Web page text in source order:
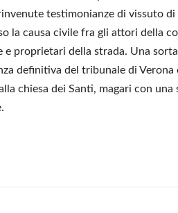
testimonianze di vissuto
la causa civile fra gli attori della
e proprietari della strada. Una
definitiva del tribunale di
chiesa dei Santi, magari con